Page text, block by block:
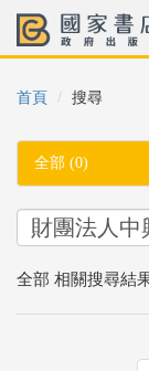
首頁 搜尋
全部 (0)
全部 相關搜尋結